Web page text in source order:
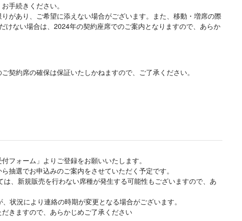
手続きください。
があり、ご希望に添えない場合がございます。また、移動・増席の際
けない場合は、2024年の契約座席でのご案内となりますので、あらか
契約席の確保は保証いたしかねますので、ご了承ください。
フォーム」よりご登録をお願いいたします。
抽選でお申込みのご案内をさせていただく予定です。
、新規販売を行わない席種が発生する可能性もございますので、あ
状況により連絡の時期が変更となる場合がございます。
きますので、あらかじめご了承ください